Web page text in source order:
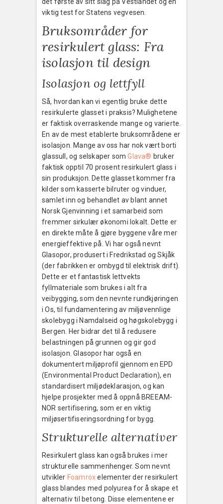
viktig test for Statens vegvesen.
Bruksområder for
resirkulert glass: Fra
isolasjon til design
Isolasjon og lettfyll
Så, hvordan kan vi egentlig bruke dette
resirkulerte glasset i praksis? Mulighetene
er faktisk overraskende mange og varierte.
En av de mest etablerte bruksområdene er
isolasjon. Mange av oss har nok vært borti
glassull, og selskaper somGlava® bruker
faktisk opptil 70 prosent resirkulert glass i
sin produksjon. Dette glasset kommer fra
kilder som kasserte bilruter og vinduer,
samlet inn og behandlet av blant annet
Norsk Gjenvinning i et samarbeid som
fremmer sirkulær økonomi lokalt. Dette er
en direkte måte å gjøre byggene våre mer
energieffektive på. Vi har også nevnt
Glasopor, produsert i Fredrikstad og Skjåk
(der fabrikken er ombygd til elektrisk drift).
Dette er et fantastisk lettvekts
fyllmateriale som brukes i alt fra
veibygging, som den nevnte rundkjøringen
i Os, til fundamentering av miljøvennlige
skolebygg i Namdalseid og høgskolebygg i
Bergen. Her bidrar det til å redusere
belastningen på grunnen og gir god
isolasjon. Glasopor har også en
dokumentert miljøprofil gjennom en EPD
(Environmental Product Declaration), en
standardisert miljødeklarasjon, og kan
hjelpe prosjekter med å oppnå BREEAM-
NOR sertifisering, som er en viktig
miljøsertifiseringsordning for bygg.
Strukturelle alternativer
Resirkulert glass kan også brukes i mer
strukturelle sammenhenger. Som nevnt
utvikler Foamroxelementer der resirkulert
glass blandes med polyurea for å skape et
alternativ til betong. Disse elementene er